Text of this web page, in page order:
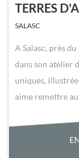
TERRES
SALASC
A Salasc, près
dans son atelier
uniques,
aime remettre